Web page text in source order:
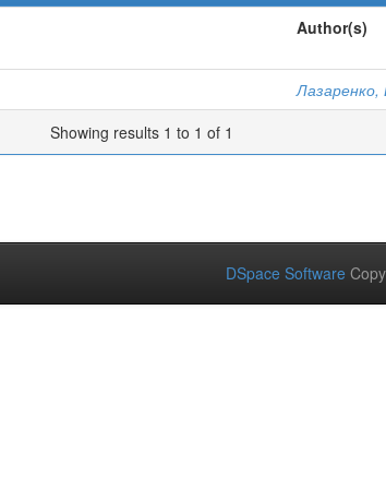
Author(s)
Лазаренко,
Showing results 1 to 1 of 1
DSpace Software